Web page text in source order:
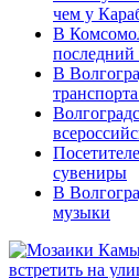
чем у
В
последний
В
сувениры
В
музыки